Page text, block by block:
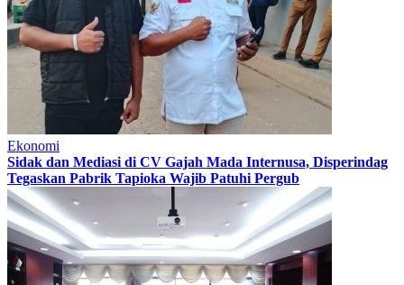
Ekonomi
Sidak dan Mediasi di CV Gajah Mada Internusa, Disperindag
Tegaskan Pabrik Tapioka Wajib Patuhi Pergub